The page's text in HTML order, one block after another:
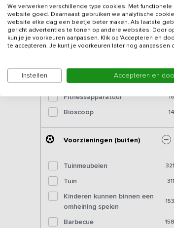
Sjoelbak
Tafelvoetbal
Tafeltennistafel (binnen) 103
Dartbord
Pooltafel
Biljart
Fitnessapparatuur
Bioscoop 14
Voorzieningen (buiten)
Tuinmeubelen 321
Tuin 311
Kinderen kunnen binnen een
omheining spelen
153
Barbecue 158
We verwerken verschillende type cookies. Met
website goed. Daarnaast gebruiken we analytische
website elke dag een beetje beter maken. Als laatste
gericht advertenties te tonen op andere websites. Door
kun je je voorkeuren aanpassen. Klik op 'Accepteren en
te accepteren. Je kunt je voorkeuren later nog aanpassen
Instellen Accepteren en